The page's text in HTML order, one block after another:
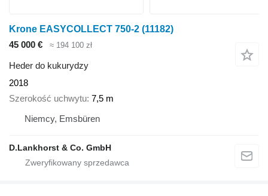
Krone EASYCOLLECT 750-2 (11182)
45 000 €
≈ 194 100 zł
Heder do kukurydzy
2018
Szerokość uchwytu 7,5 m
Niemcy, Emsbüren
D.Lankhorst & Co. GmbH